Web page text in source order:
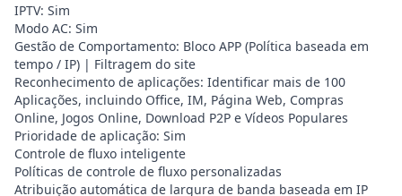
IPTV: Sim
Modo AC: Sim
Gestão de Comportamento: Bloco APP (Política baseada em
tempo / IP) | Filtragem do site
Reconhecimento de aplicações: Identificar mais de 100
Aplicações, incluindo Office, IM, Página Web, Compras
Online, Jogos Online, Download P2P e Vídeos Populares
Prioridade de aplicação: Sim
Controle de fluxo inteligente
Políticas de controle de fluxo personalizadas
Atribuição automática de largura de banda baseada em IP